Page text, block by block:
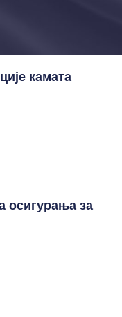
камата
осигурања за